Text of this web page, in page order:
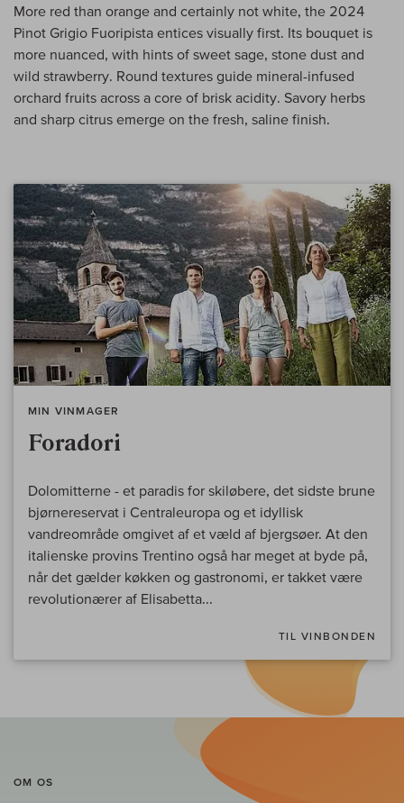
More red than orange and certainly not white, the 2024
Pinot Grigio Fuoripista entices visually first. Its bouquet is
more nuanced, with hints of sweet sage, stone dust and
wild strawberry. Round textures guide mineral-infused
orchard fruits across a core of brisk acidity. Savory herbs
and sharp citrus emerge on the fresh, saline finish.
MIN VINMAGER
Foradori
Dolomitterne - et paradis for skiløbere, det sidste brune
bjørnereservat i Centraleuropa og et idyllisk
vandreområde omgivet af et væld af bjergsøer. At den
italienske provins Trentino også har meget at byde på,
når det gælder køkken og gastronomi, er takket være
revolutionærer af Elisabetta...
TIL VINBONDEN
OM OS